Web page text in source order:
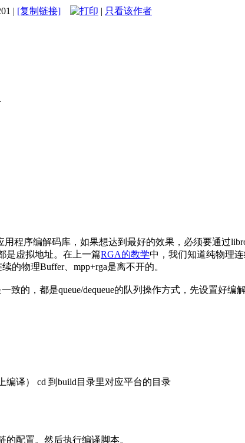
| [复制链接] | 只看该作者
程序编解码库，如果想达到最好的效果，必须要通过
是虚拟地址。在上一篇RGA的教学中，我们知道纯物理
的物理Buffer、mpp+rga是离不开的。
的，都是queue/dequeue的队列操作方式，先设置好编
编译） cd 到build目录里对应平台的目录
配置。然后执行编译脚本。